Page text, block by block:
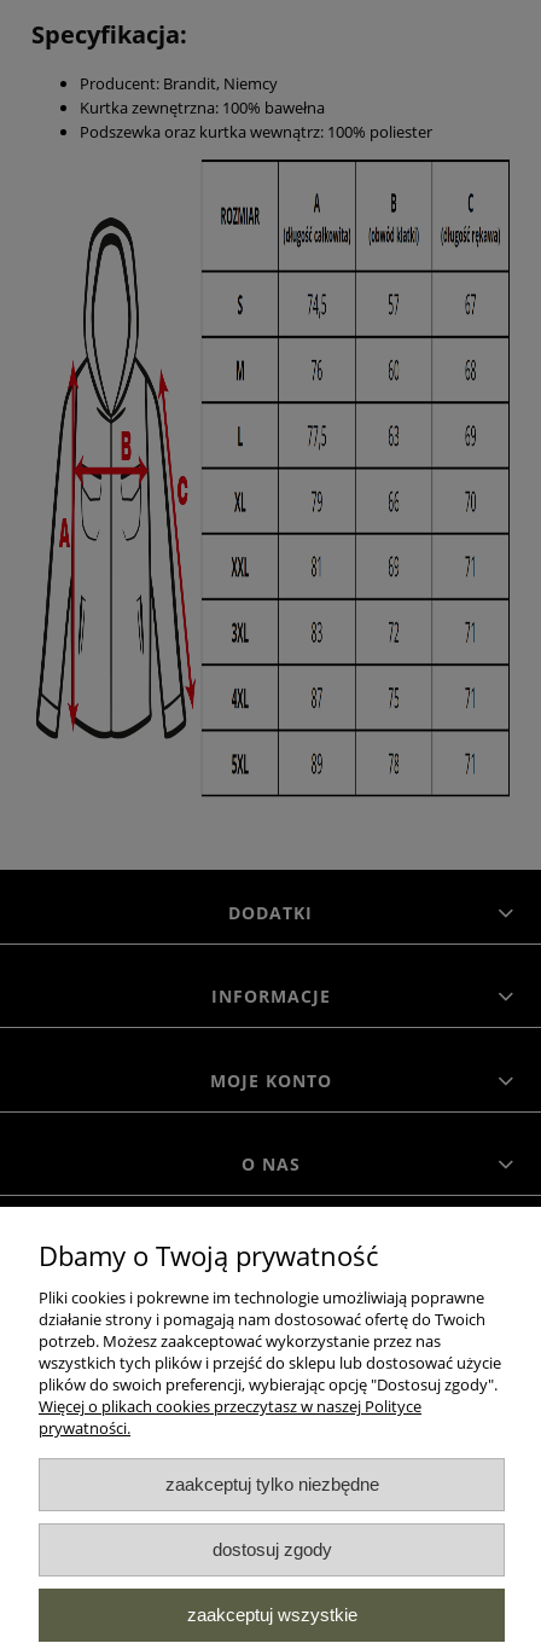
Specyfikacja:
Producent: Brandit, Niemcy
Kurtka zewnętrzna: 100% bawełna
Podszewka oraz kurtka wewnątrz: 100% poliester
DODATKI
INFORMACJE
MOJE KONTO
O NAS
MOROWO
WSZELKIE PRAWA ZASTRZEŻONE MOROWO © 2018
realizacja:
pokaż pełną wersję strony
NASZE ODZNAKI
wyróżnienia są przyznawane przez
Dbamy o Twoją prywatność
Pliki cookies i pokrewne im technologie umożliwiają poprawne
działanie strony i pomagają nam dostosować ofertę do Twoich
potrzeb. Możesz zaakceptować wykorzystanie przez nas
wszystkich tych plików i przejść do sklepu lub dostosować użycie
plików do swoich preferencji, wybierając opcję "Dostosuj zgody".
Więcej o plikach cookies przeczytasz w naszej Polityce
prywatności.
zaakceptuj tylko niezbędne
dostosuj zgody
zaakceptuj wszystkie